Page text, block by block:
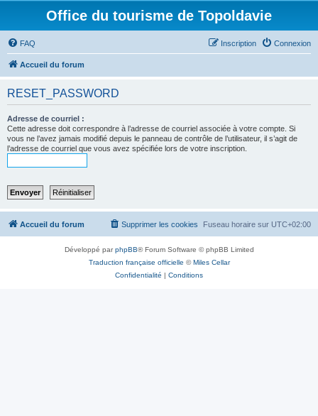
Office du tourisme de Topoldavie
FAQ Connexion
Inscription
Accueil du forum
RESET_PASSWORD
Adresse de courriel :
Cette adresse doit correspondre à l’adresse de courriel associée à votre compte. Si
vous ne l’avez jamais modifié depuis le panneau de contrôle de l’utilisateur, il s’agit de
l’adresse de courriel que vous avez spécifiée lors de votre inscription.
Accueil du forum Fuseau horaire sur UTC+02:00
Supprimer les cookies
Développé parphpBB® Forum Software © phpBB Limited
Traduction française officielle ©Miles Cellar
Confidentialité | Conditions